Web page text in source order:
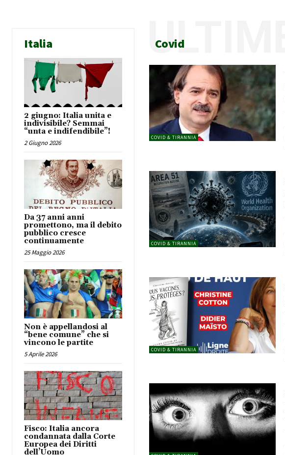
Italia
2 giugno: Italia unita e
indivisibile? Semmai
“unta e indifendibile”!
2 Giugno 2026
Da 37 anni anni
promettono, ma il debito
pubblico cresce
continuamente
25 Maggio 2026
Non è appellandosi al
“bene comune” che si
vincono le partite
5 Aprile 2026
Fisco: Italia ancora
condannata dalla Corte
Europea dei Diritti
dell’Uomo
Covid
ULTIME
COVID & TIRANNIA
COVID & TIRANNIA
COVID & TIRANNIA